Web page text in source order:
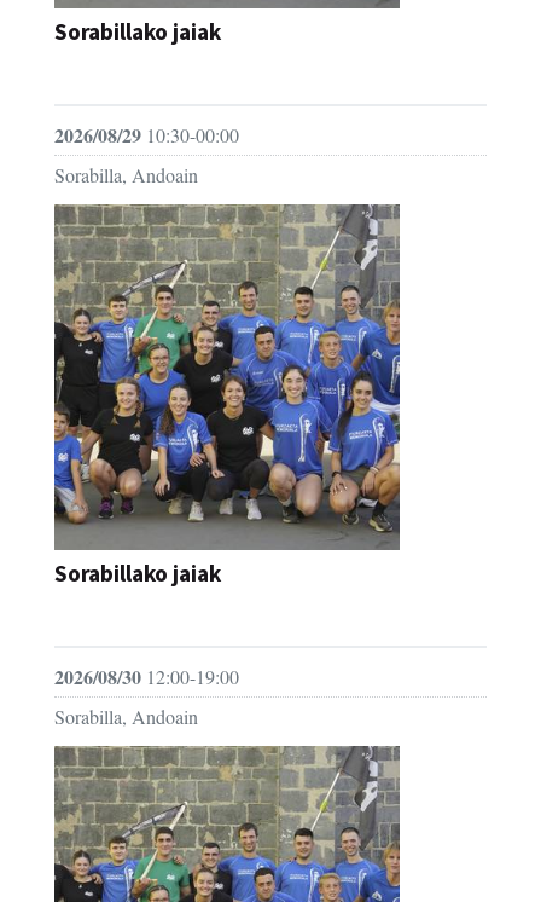
Sorabillako jaiak
2026/08/29 10:30-00:00
Sorabilla, Andoain
Sorabillako jaiak
2026/08/30 12:00-19:00
Sorabilla, Andoain